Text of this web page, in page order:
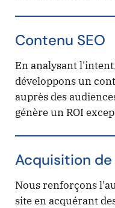
Contenu SEO
En analysant
développons un
auprès des
génère un ROI
Acquisition de
Nous renforçons
site en acquérant